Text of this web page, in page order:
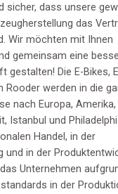
sicher, dass unsere
das
Wir möchten mit Ihnen
gemeinsam eine
gestalten! Die E-Bikes,
Rooder werden in die
nach Europa,
Istanbul und
Handel, in der
und in der
Unternehmen
in der